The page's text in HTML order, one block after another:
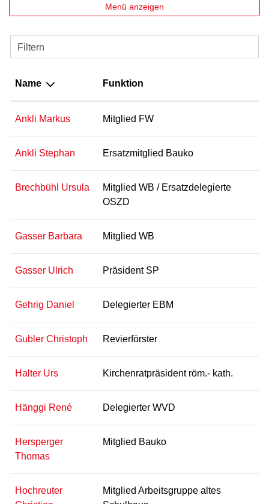
Menü anzeigen
Filtern
Name Funktion
Ankli Markus Mitglied FW
Ankli Stephan Ersatzmitglied Bauko
Brechbühl Ursula
Mitglied WB / Ersatzdelegierte
OSZD
Gasser Barbara Mitglied WB
Gasser Ulrich Präsident SP
Gehrig Daniel Delegierter EBM
Gubler Christoph Revierförster
Halter Urs Kirchenratpräsident röm.- kath.
Hänggi René Delegierter WVD
Hersperger
Thomas
Mitglied Bauko
Hochreuter
Mitglied Arbeitsgruppe altes